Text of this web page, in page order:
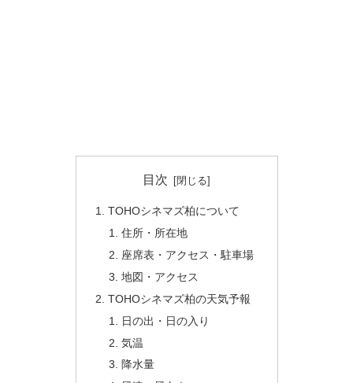
目次
TOHOシネマズ柏について
住所・所在地
座席表・アクセス・駐車場
地図・アクセス
TOHOシネマズ柏の天気予報
日の出・日の入り
気温
降水量